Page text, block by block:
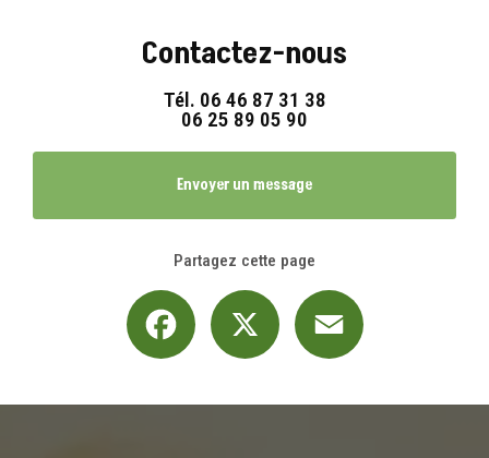
Contactez-nous
Tél. 06 46 87 31 38
06 25 89 05 90
Envoyer un message
Partagez cette page
Facebook